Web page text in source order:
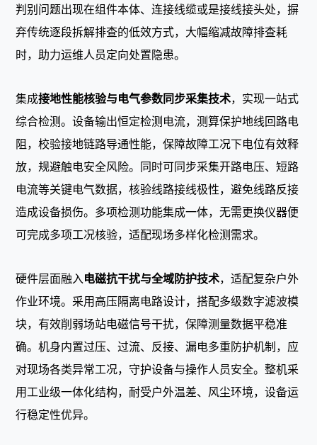
判别问题出现在组件本体、连接线缆或是接线接头处，摒
弃传统逐段拆解排查的低效方式，大幅缩减故障排查耗
时，助力运维人员定向处置隐患。
集成接地性能核验与电气参数同步采集技术，实现一站式
综合检测。设备输出恒定检测电流，测算保护地线回路电
阻，校验接地链路导通性能，保障故障工况下电位有效释
放，规避触电安全风险。同时可同步采集开路电压、短路
电流等关键电气数据，核验线路接线极性，避免线路反接
造成设备损伤。多项检测功能集成一体，无需更换仪器便
可完成多项工况核验，适配现场多样化检测需求。
硬件层面融入电磁抗干扰与全域防护技术，适配复杂户外
作业环境。采用高压隔离电路设计，搭配多级数字滤波模
块，有效削弱场站电磁信号干扰，保障测量数据平稳准
确。机身内置过压、过流、反接、漏电多重防护机制，应
对现场各类异常工况，守护设备与操作人员安全。整机采
用工业级一体化结构，耐受户外温差、风尘环境，设备运
行稳定性优异。